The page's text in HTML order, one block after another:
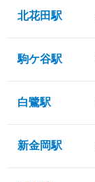
北花田駅
駒ケ谷駅
白鷺駅
新金岡駅